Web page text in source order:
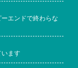
エンドで終わらな
ます